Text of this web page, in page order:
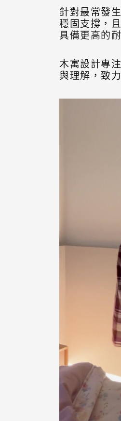
針對最常發
穩固支撐，
具備更高的
木寓設計專
與理解，致